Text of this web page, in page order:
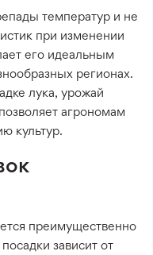
температур и не
при изменении
его идеальным
регионах.
лука, урожай
агрономам
культур.
преимущественно
зависит от